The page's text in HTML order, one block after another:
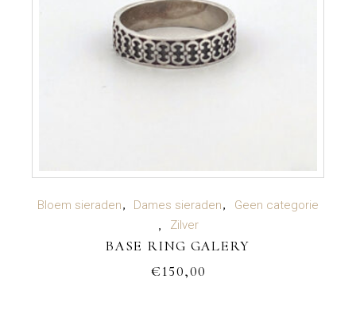
TOEVOEGEN AAN WINKELWAGEN
Bloem sieraden Dames sieraden
Geen categorie
Zilver
BASE RING GALERY
€150,00